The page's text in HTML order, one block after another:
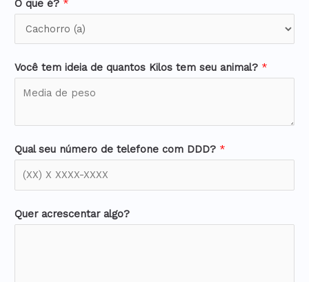
O que é? *
Você tem ideia de quantos Kilos tem seu animal? *
Qual seu número de telefone com DDD? *
Quer acrescentar algo?